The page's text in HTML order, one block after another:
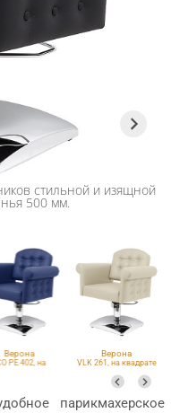
Верона
PE 402, на
Верона
VLK 261, на квадрате
стильной и изящной
500 мм.
парикмахерское